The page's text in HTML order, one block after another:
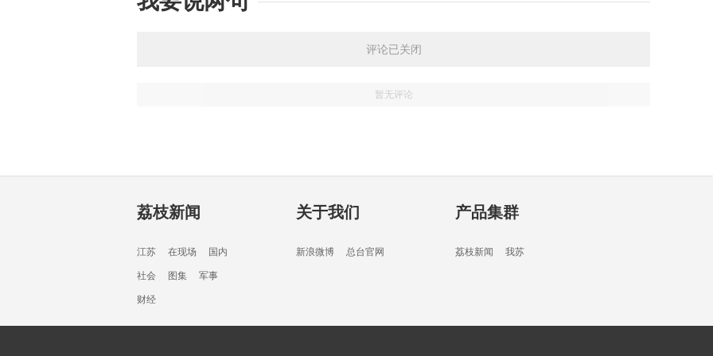
评论已关闭
暂无评论
荔枝新闻
江苏 在现场 国内
社会 图集 军事
财经
关于我们
新浪微博 总台官网
产品集群
荔枝新闻 我苏